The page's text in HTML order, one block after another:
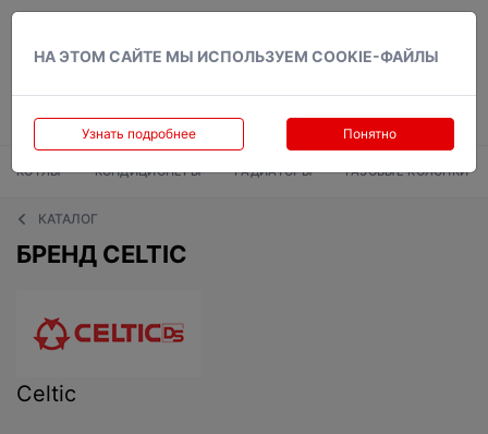
НА ЭТОМ САЙТЕ МЫ ИСПОЛЬЗУЕМ COOKIE-ФАЙЛЫ
Узнать подробнее Понятно
КОТЛЫ КОНДИЦИОНЕРЫ РАДИАТОРЫ ГАЗОВЫЕ КОЛОНКИ
КАТАЛОГ
БРЕНД CELTIС
Celtiс